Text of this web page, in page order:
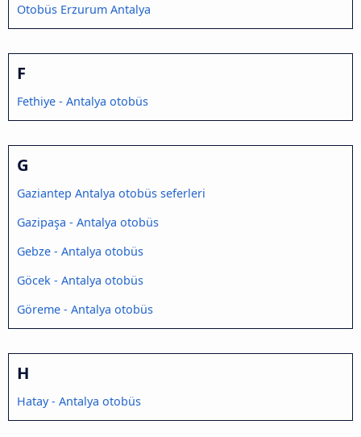
Otobüs Erzurum Antalya
F
Fethiye - Antalya otobüs
G
Gaziantep Antalya otobüs seferleri
Gazipaşa - Antalya otobüs
Gebze - Antalya otobüs
Göcek - Antalya otobüs
Göreme - Antalya otobüs
H
Hatay - Antalya otobüs